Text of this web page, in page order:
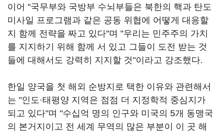
이어 "국무부와 국방부 수뇌부들은 북한의 핵과 탄도
미사일 프로그램과 같은 공동 위협에 어떻게 대응할
지 함께 전략을 짜고 있다"며 "우리는 민주주의 가치
를 지지하기 위해 함께 서 있고 그들이 도전 받는 것
들에 대해서도 강력히 지지할 것"이라고 강조했다.
한일 양국을 첫 해외 순방지로 택한 이유와 관련해서
는 "인도·태평양 지역은 점점 더 지정학적 중심지가
되고 있다"며 "수십억 명의 인구와 미국의 5개 동맹국
의 본거지이고 전 세계 무역의 많은 부분이 이 곳 해